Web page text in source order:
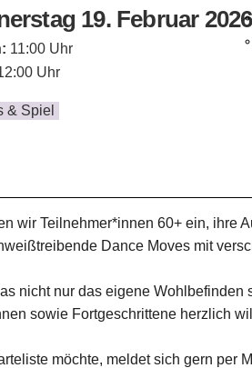
19. Februar 2026
11:00 Uhr
Uhr
& Spiel
wir Teilnehmer*innen 60+ ein, ihre
Dance Moves mit
nicht nur das eigene
sowie Fortgeschrittene herzlich
möchte, meldet sich gern per